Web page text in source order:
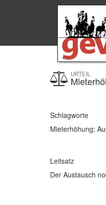
URTEIL
Schlagworte
Mieterhöhung;
Leitsatz
Der Austausch